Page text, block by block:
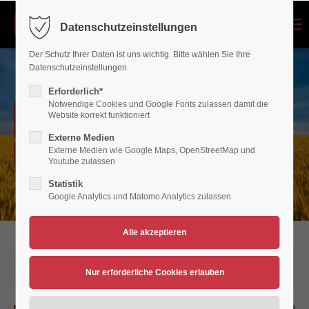
Login
Benutzername
Anmelden
Support
NEWSARCHIV
Verein für Bewegungsspiele 1936/45 Polch/Maifeld e.V.
14.12.2017 14:20
Datenschutzeinstellungen
Der Schutz Ihrer Daten ist uns wichtig. Bitte wählen Sie Ihre
Datenschutzeinstellungen.
Erforderlich*
Notwendige Cookies und Google Fonts zulassen damit die
Website korrekt funktioniert
Externe Medien
Externe Medien wie Google Maps, OpenStreetMap und
Youtube zulassen
Statistik
Google Analytics und Matomo Analytics zulassen